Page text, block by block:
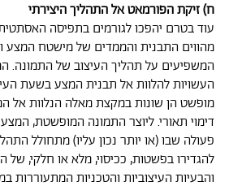
ח) זיקת הפורמאט אל התהליך היצירתי
עוד בטרם יהפכו לגורמים בתפיסה האסתטית
מהווים התבנית והממדים של מישטח המצע
המשפיעים על תהליך העיצוב של התמונה.
העשויות להלוות אל תבנית המצע בשעת
מופשט הן שונות במקצת מאלה הנלוות אל
דימוי תאורי. ליוצר התמונה המופשטת,
פעולה שבו (או יותר נכון עליו) מתחולל
להגדירו בפשטות, ככיסוי, מלא או חלקי, של
והבעיות העיצוביות והטכניות המתעוררות